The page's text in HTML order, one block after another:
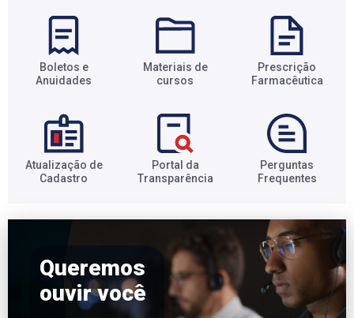
Boletos e
Anuidades​
Materiais de
cursos​
Prescrição
Farmacêutica​
Atualização de
Cadastro​
Portal da
Transparência​
Perguntas
Frequentes​
Queremos
ouvir você